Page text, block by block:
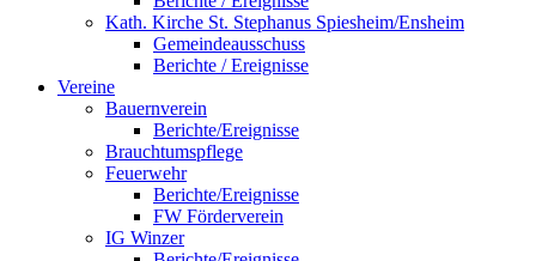
Kath. Kirche St. Stephanus Spiesheim/Ensheim
Gemeindeausschuss
Berichte / Ereignisse
Vereine
Bauernverein
Berichte/Ereignisse
Brauchtumspflege
Feuerwehr
Berichte/Ereignisse
FW Förderverein
IG Winzer